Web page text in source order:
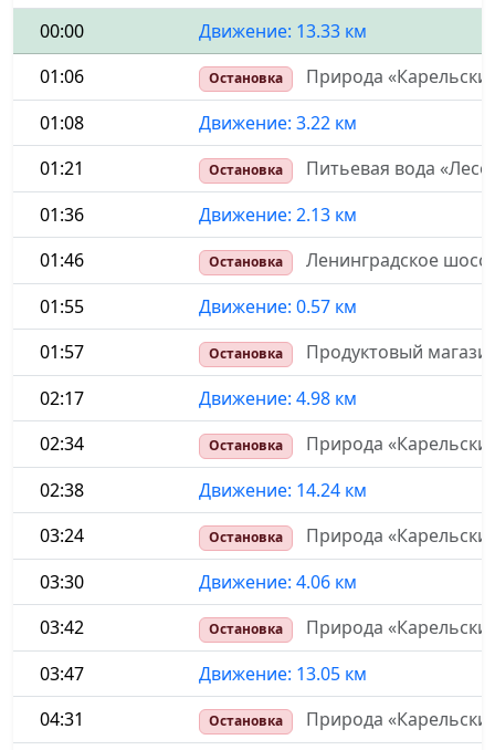
00:00
Движение: 13.33 км
01:06
Остановка
Природа
01:08
Движение: 3.22 км
01:21
Остановка
Питьевая вода
01:36
Движение: 2.13 км
01:46
Остановка
Ленинградское
01:55
Движение: 0.57 км
01:57
Остановка
Продуктовый
02:17
Движение: 4.98 км
02:34
Остановка
Природа
02:38
Движение: 14.24 км
03:24
Остановка
Природа
03:30
Движение: 4.06 км
03:42
Остановка
Природа
03:47
Движение: 13.05 км
04:31
Остановка Природа